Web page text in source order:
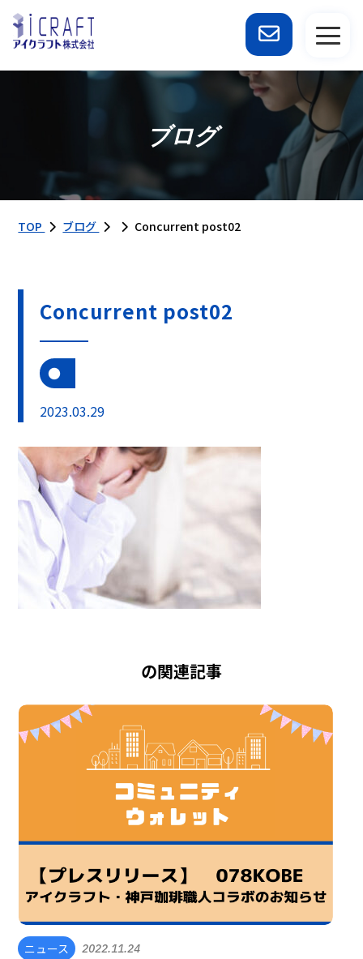
ブログ
TOP ブログ Concurrent post02
Concurrent post02
2023.03.29
の関連記事
ニュース 2022.11.24